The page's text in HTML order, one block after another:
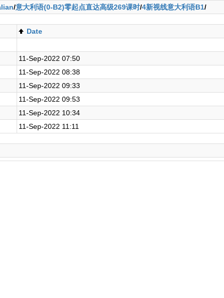
/意大利语(0-B2)零起点直达高级269课时/4新视线意大利语B1/
Date
11-Sep-2022 07:50
11-Sep-2022 08:38
11-Sep-2022 09:33
11-Sep-2022 09:53
11-Sep-2022 10:34
11-Sep-2022 11:11